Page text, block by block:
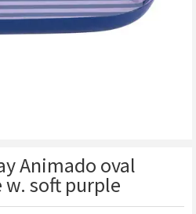
Animado oval
soft purple